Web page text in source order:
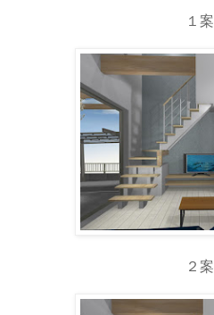
１案
２案